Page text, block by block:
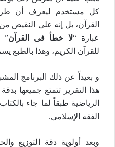
كل مستخدم ليعرف أن
القرآن، بل إنه على النقيض
عبارة “لا خطأ فى القرآن”
للقرآن الكريم، وهذا بالطبع
و بعيداً عن ذلك البرنامج
هذا التقرير تتمتع جميعها
الرياضية طبقاً لما جاء
الفقه الإسلامى.
وبعد أولوية دقة التوزيع